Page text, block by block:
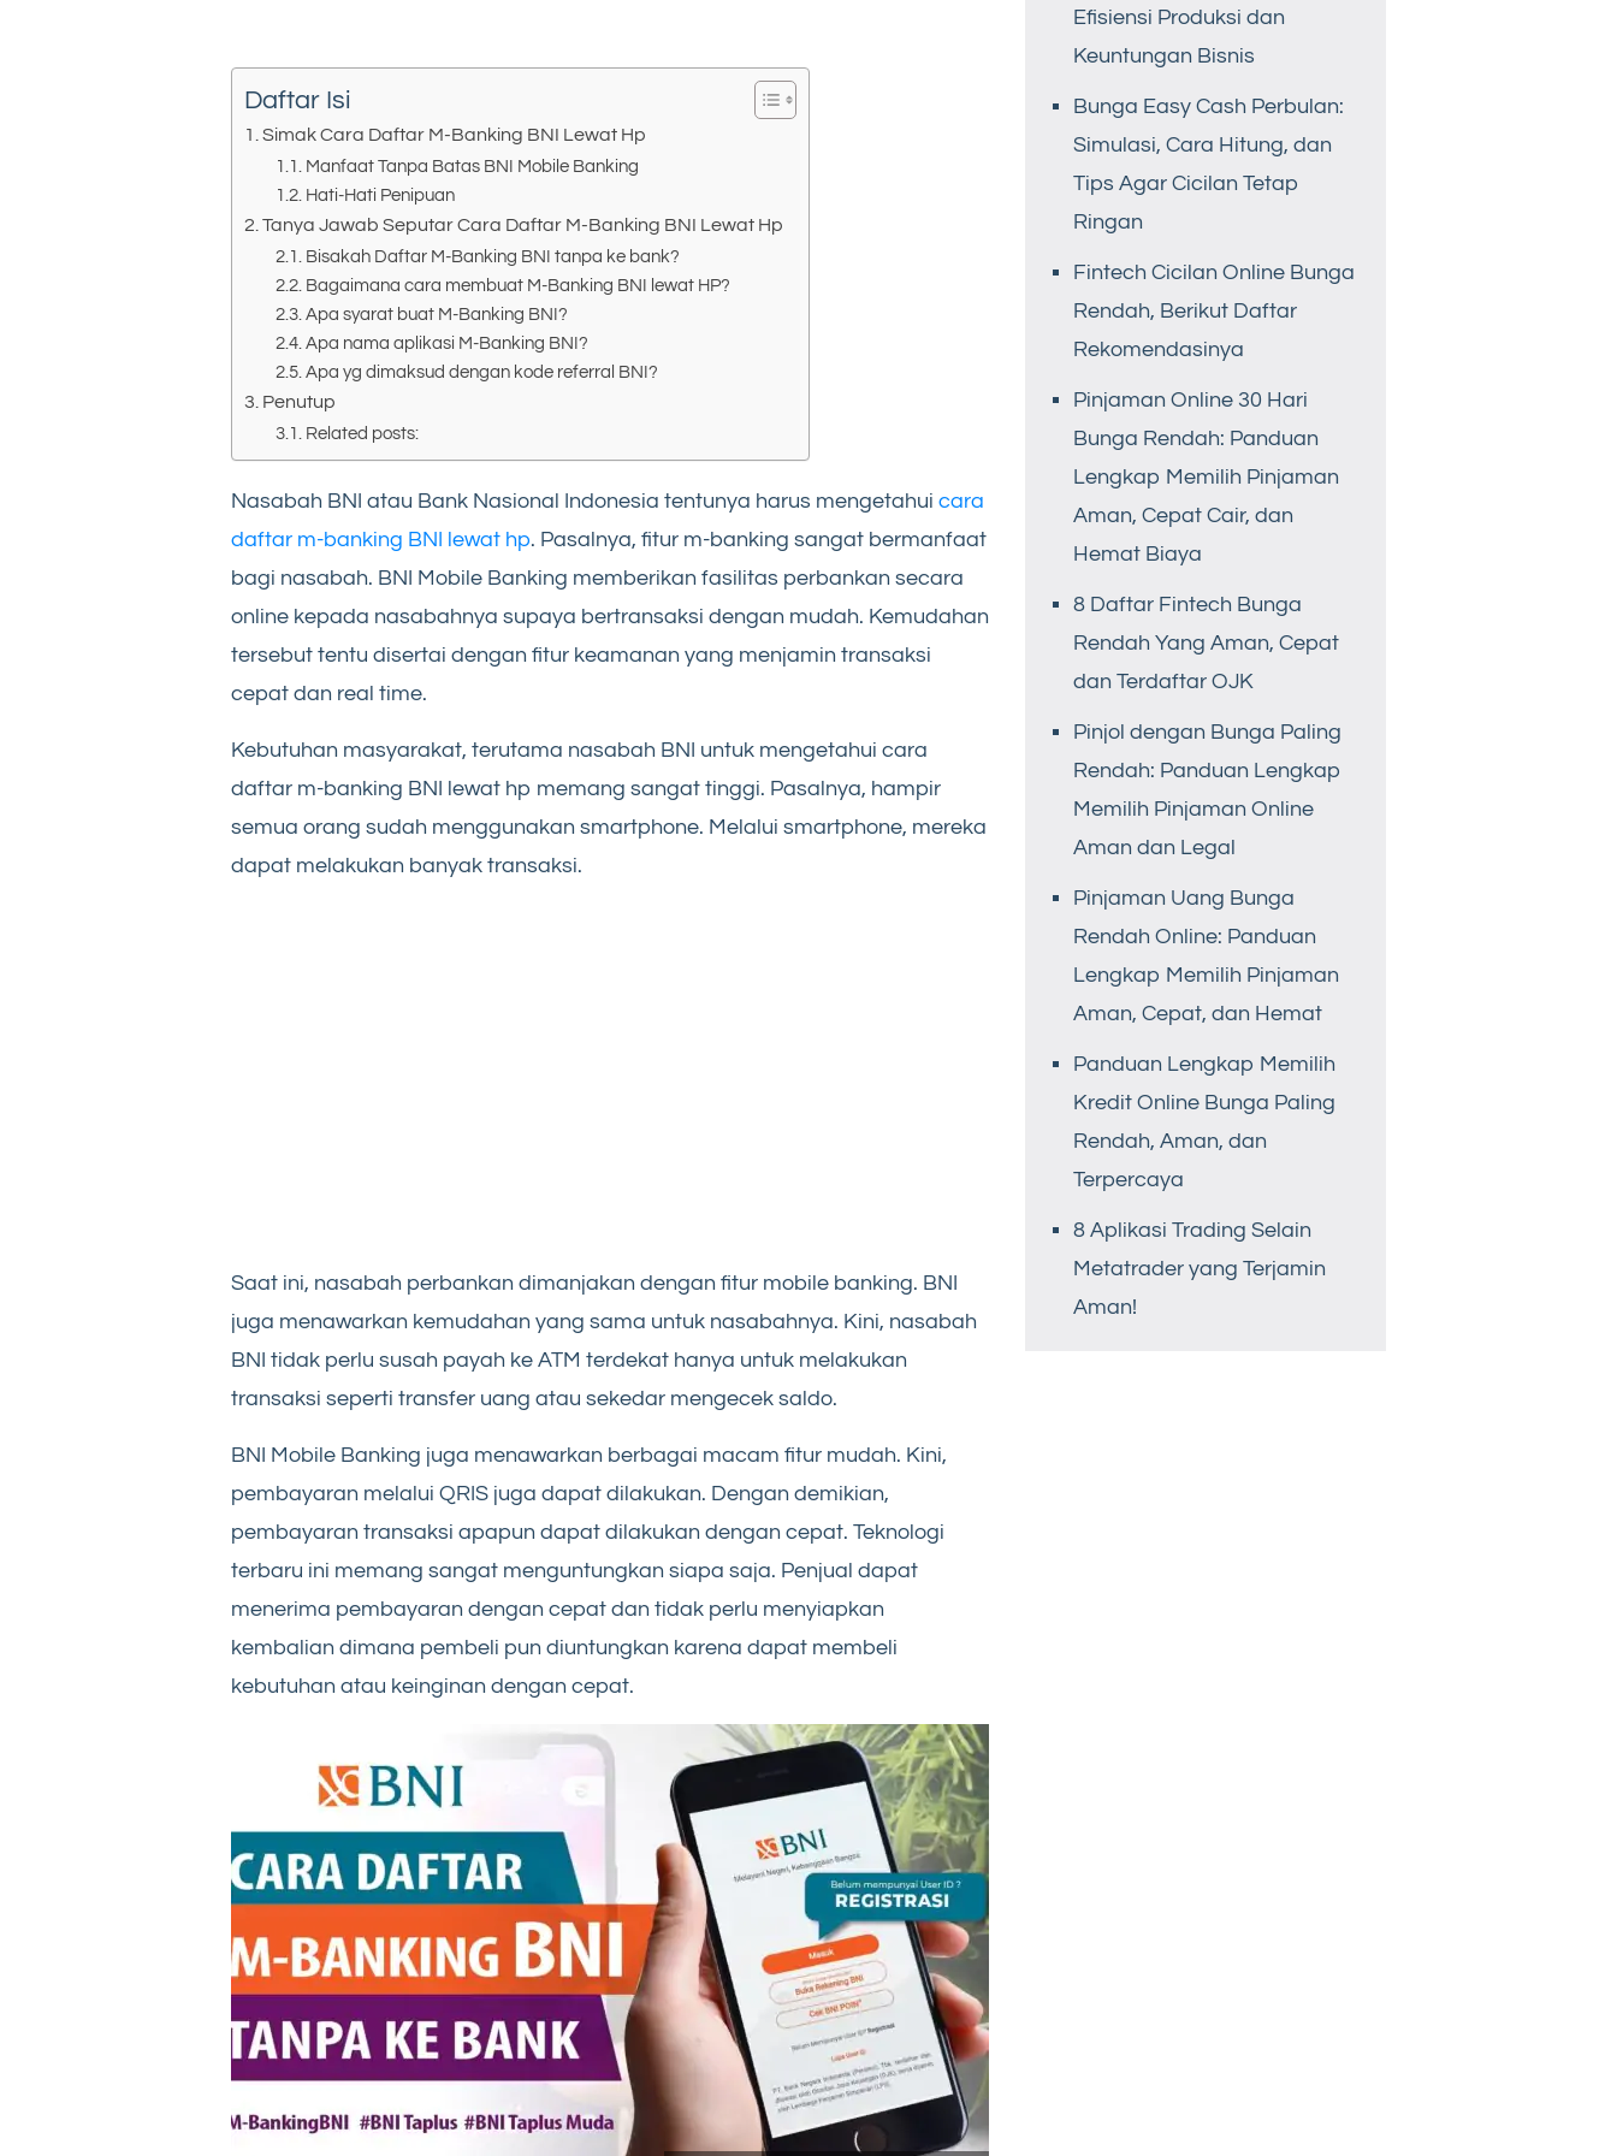
Daftar Isi
Simak Cara Daftar M-Banking BNI Lewat Hp
Manfaat Tanpa Batas BNI Mobile Banking
Hati-Hati Penipuan
Tanya Jawab Seputar Cara Daftar M-Banking BNI Lewat Hp
Bisakah Daftar M-Banking BNI tanpa ke bank?
Bagaimana cara membuat M-Banking BNI lewat HP?
Apa syarat buat M-Banking BNI?
Apa nama aplikasi M-Banking BNI?
Apa yg dimaksud dengan kode referral BNI?
Penutup
Related posts:
Nasabah BNI atau Bank Nasional Indonesia tentunya harus mengetahui cara
daftar m-banking BNI lewat hp. Pasalnya, fitur m-banking sangat bermanfaat
bagi nasabah. BNI Mobile Banking memberikan fasilitas perbankan secara
online kepada nasabahnya supaya bertransaksi dengan mudah. Kemudahan
tersebut tentu disertai dengan fitur keamanan yang menjamin transaksi
cepat dan real time.
Kebutuhan masyarakat, terutama nasabah BNI untuk mengetahui cara
daftar m-banking BNI lewat hp memang sangat tinggi. Pasalnya, hampir
semua orang sudah menggunakan smartphone. Melalui smartphone, mereka
dapat melakukan banyak transaksi.
Saat ini, nasabah perbankan dimanjakan dengan fitur mobile banking. BNI
juga menawarkan kemudahan yang sama untuk nasabahnya. Kini, nasabah
BNI tidak perlu susah payah ke ATM terdekat hanya untuk melakukan
transaksi seperti transfer uang atau sekedar mengecek saldo.
BNI Mobile Banking juga menawarkan berbagai macam fitur mudah. Kini,
pembayaran melalui QRIS juga dapat dilakukan. Dengan demikian,
pembayaran transaksi apapun dapat dilakukan dengan cepat. Teknologi
terbaru ini memang sangat menguntungkan siapa saja. Penjual dapat
menerima pembayaran dengan cepat dan tidak perlu menyiapkan
kembalian dimana pembeli pun diuntungkan karena dapat membeli
kebutuhan atau keinginan dengan cepat.
Efisiensi Produksi dan
Keuntungan Bisnis
Bunga Easy Cash Perbulan:
Simulasi, Cara Hitung, dan
Tips Agar Cicilan Tetap
Ringan
Fintech Cicilan Online Bunga
Rendah, Berikut Daftar
Rekomendasinya
Pinjaman Online 30 Hari
Bunga Rendah: Panduan
Lengkap Memilih Pinjaman
Aman, Cepat Cair, dan
Hemat Biaya
8 Daftar Fintech Bunga
Rendah Yang Aman, Cepat
dan Terdaftar OJK
Pinjol dengan Bunga Paling
Rendah: Panduan Lengkap
Memilih Pinjaman Online
Aman dan Legal
Pinjaman Uang Bunga
Rendah Online: Panduan
Lengkap Memilih Pinjaman
Aman, Cepat, dan Hemat
Panduan Lengkap Memilih
Kredit Online Bunga Paling
Rendah, Aman, dan
Terpercaya
8 Aplikasi Trading Selain
Metatrader yang Terjamin
Aman!